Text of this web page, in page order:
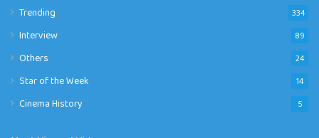
Trending 334
Interview 89
Others 24
Star of the Week 14
Cinema History 5